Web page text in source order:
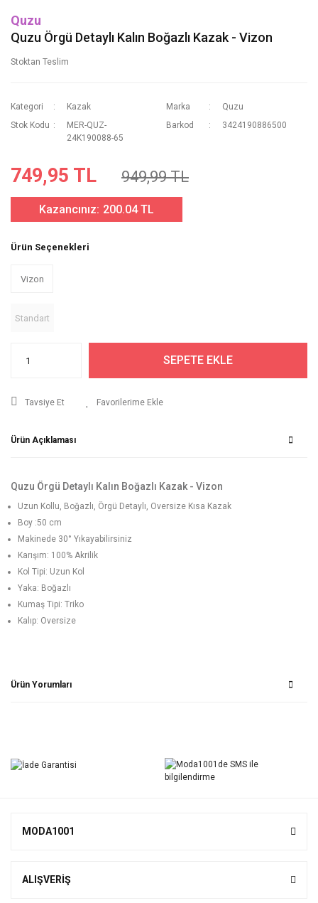
Quzu
Quzu Örgü Detaylı Kalın Boğazlı Kazak - Vizon
Stoktan Teslim
Kategori Kazak Marka
Quzu
Stok Kodu
MER-QUZ-
24K190088-65
Barkod 3424190886500
749,95 TL 949,99 TL
Kazancınız: 200.04 TL
Ürün Seçenekleri
Vizon
Standart
SEPETE EKLE
Tavsiye Et
Ürün Açıklaması
Quzu Örgü Detaylı Kalın Boğazlı Kazak - Vizon
Uzun Kollu, Boğazlı, Örgü Detaylı, Oversize Kısa Kazak
Boy :50 cm
Makinede 30° Yıkayabilirsiniz
Karışım: 100% Akrilik
Kol Tipi: Uzun Kol
Yaka: Boğazlı
Kumaş Tipi: Triko
Kalıp: Oversize
Ürün Yorumları
Yorum Yaz
MODA1001
ALIŞVERİŞ